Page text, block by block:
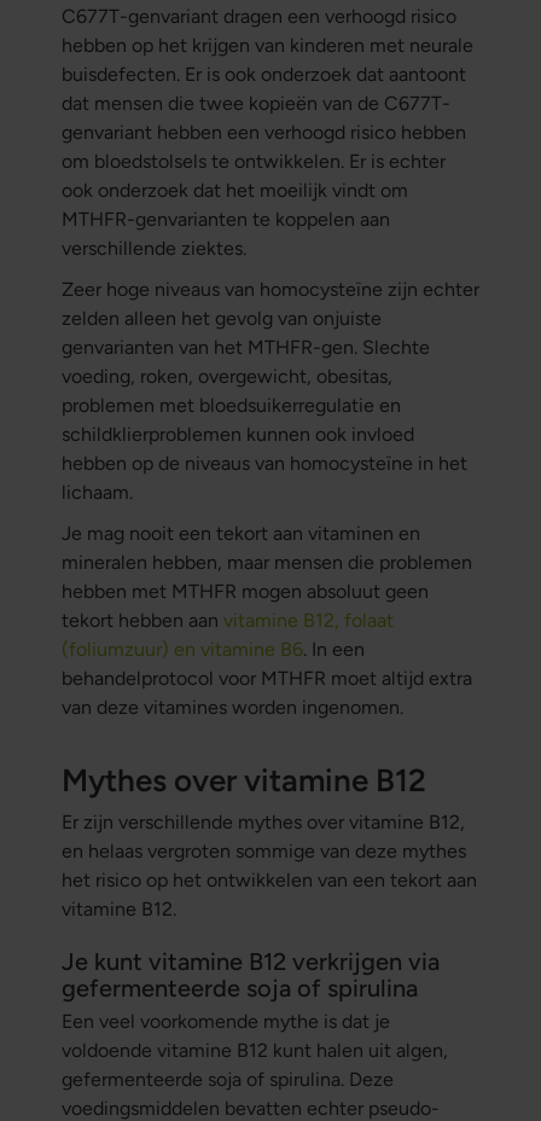
C677T-genvariant dragen een verhoogd risico
hebben op het krijgen van kinderen met neurale
buisdefecten. Er is ook onderzoek dat aantoont
dat mensen die twee kopieën van de C677T-
genvariant hebben een verhoogd risico hebben
om bloedstolsels te ontwikkelen. Er is echter
ook onderzoek dat het moeilijk vindt om
MTHFR-genvarianten te koppelen aan
verschillende ziektes.
Zeer hoge niveaus van homocysteïne zijn echter
zelden alleen het gevolg van onjuiste
genvarianten van het MTHFR-gen. Slechte
voeding, roken, overgewicht, obesitas,
problemen met bloedsuikerregulatie en
schildklierproblemen kunnen ook invloed
hebben op de niveaus van homocysteïne in het
lichaam.
Je mag nooit een tekort aan vitaminen en
mineralen hebben, maar mensen die problemen
hebben met MTHFR mogen absoluut geen
tekort hebben aan vitamine B12, folaat
(foliumzuur) en vitamine B6. In een
behandelprotocol voor MTHFR moet altijd extra
van deze vitamines worden ingenomen.
Mythes over vitamine B12
Er zijn verschillende mythes over vitamine B12,
en helaas vergroten sommige van deze mythes
het risico op het ontwikkelen van een tekort aan
vitamine B12.
Je kunt vitamine B12 verkrijgen via
gefermenteerde soja of spirulina
Een veel voorkomende mythe is dat je
voldoende vitamine B12 kunt halen uit algen,
gefermenteerde soja of spirulina. Deze
voedingsmiddelen bevatten echter pseudo-